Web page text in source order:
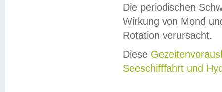
Die periodischen
Wirkung von Mond
Rotation verursacht.
Diese
Seeschifffahrt und